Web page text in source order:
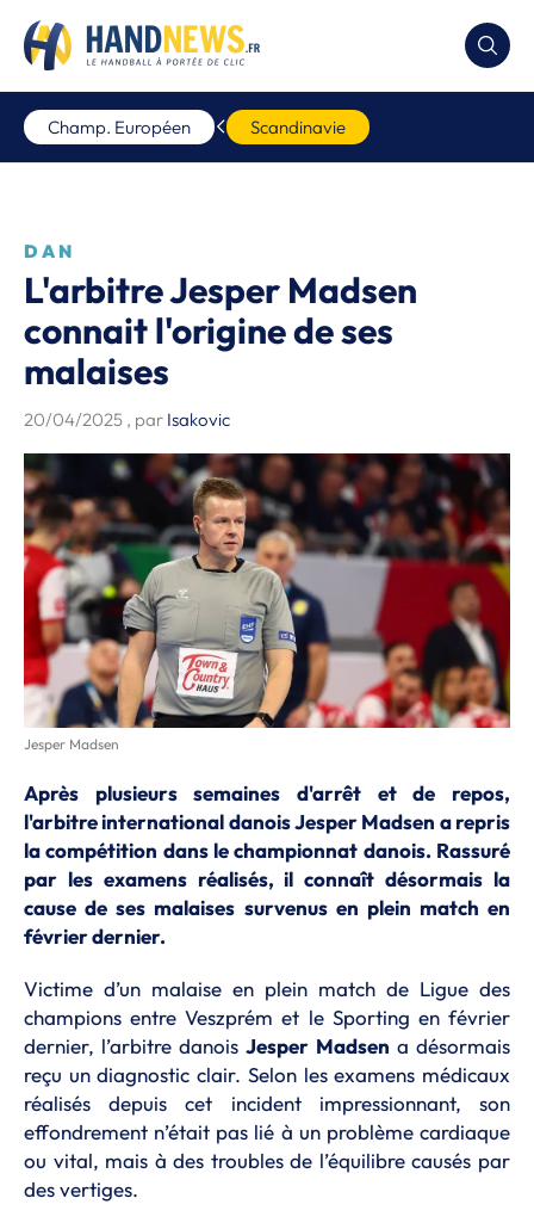
Champ. Européen Scandinavie
DAN
L'arbitre Jesper Madsen
connait l'origine de ses
malaises
20/04/2025 , par Isakovic
Jesper Madsen
Après plusieurs semaines d'arrêt et de repos,
l'arbitre international danois Jesper Madsen a repris
la compétition dans le championnat danois. Rassuré
par les examens réalisés, il connaît désormais la
cause de ses malaises survenus en plein match en
février dernier.
Victime d’un malaise en plein match de Ligue des
champions entre Veszprém et le Sporting en février
dernier, l’arbitre danois Jesper Madsen a désormais
reçu un diagnostic clair. Selon les examens médicaux
réalisés depuis cet incident impressionnant, son
effondrement n’était pas lié à un problème cardiaque
ou vital, mais à des troubles de l’équilibre causés par
des vertiges.